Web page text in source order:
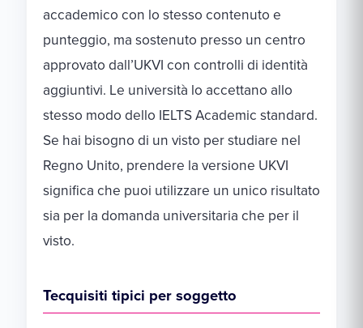
accademico con lo stesso contenuto e
punteggio, ma sostenuto presso un centro
approvato dall’UKVI con controlli di identità
aggiuntivi. Le università lo accettano allo
stesso modo dello IELTS Academic standard.
Se hai bisogno di un visto per studiare nel
Regno Unito, prendere la versione UKVI
significa che puoi utilizzare un unico risultato
sia per la domanda universitaria che per il
visto.
Tecquisiti tipici per soggetto